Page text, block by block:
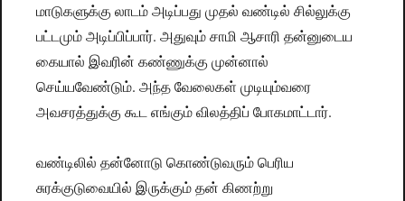
மாடுகளுக்கு லாடம் அடிப்பது முதல் வண்டில் சில்லுக்கு
பட்டமும் அடிப்பிப்பார். அதுவும் சாமி ஆசாரி தன்னுடைய
கையால் இவரின் கண்ணுக்கு முன்னால்
செய்யவேண்டும். அந்த வேலைகள் முடியும்வரை
அவசரத்துக்கு கூட எங்கும் விலத்திப் போகமாட்டார்.
வண்டிலில் தன்னோடு கொண்டுவரும் பெரிய
சுரக்குடுவையில் இருக்கும் தன் கிணற்று